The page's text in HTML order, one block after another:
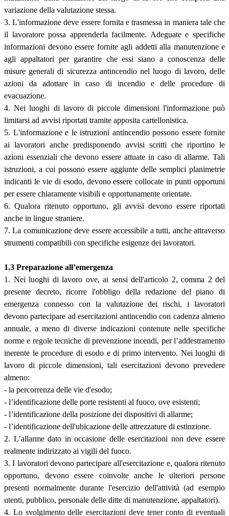
variazione della valutazione stessa.
3. L'informazione deve essere fornita e trasmessa in maniera tale che
il lavoratore possa apprenderla facilmente. Adeguate e specifiche
informazioni devono essere fornite agli addetti alla manutenzione e
agli appaltatori per garantire che essi siano a conoscenza delle
misure generali di sicurezza antincendio nel luogo di lavoro, delle
azioni da adottare in caso di incendio e delle procedure di
evacuazione.
4. Nei luoghi di lavoro di piccole dimensioni l'informazione può
limitarsi ad avvisi riportati tramite apposita cartellonistica.
5. L'informazione e le istruzioni antincendio possono essere fornite
ai lavoratori anche predisponendo avvisi scritti che riportino le
azioni essenziali che devono essere attuate in caso di allarme. Tali
istruzioni, a cui possono essere aggiunte delle semplici planimetrie
indicanti le vie di esodo, devono essere collocate in punti opportuni
per essere chiaramente visibili e opportunamente orientate.
6. Qualora ritenuto opportuno, gli avvisi devono essere riportati
anche in lingue straniere.
7. La comunicazione deve essere accessibile a tutti, anche attraverso
strumenti compatibili con specifiche esigenze dei lavoratori.
1.3 Preparazione all’emergenza
1. Nei luoghi di lavoro ove, ai sensi dell'articolo 2, comma 2 del
presente decreto, ricorre l'obbligo della redazione del piano di
emergenza connesso con la valutazione dei rischi, i lavoratori
devono partecipare ad esercitazioni antincendio con cadenza almeno
annuale, a meno di diverse indicazioni contenute nelle specifiche
norme e regole tecniche di prevenzione incendi, per l’addestramento
inerente le procedure di esodo e di primo intervento. Nei luoghi di
lavoro di piccole dimensioni, tali esercitazioni devono prevedere
almeno:
- la percorrenza delle vie d'esodo;
- l’identificazione delle porte resistenti al fuoco, ove esistenti;
- l’identificazione della posizione dei dispositivi di allarme;
- l’identificazione dell'ubicazione delle attrezzature di estinzione.
2. L’allarme dato in occasione delle esercitazioni non deve essere
realmente indirizzato ai vigili del fuoco.
3. I lavoratori devono partecipare all'esercitazione e, qualora ritenuto
opportuno, devono essere coinvolte anche le ulteriori persone
presenti normalmente durante l'esercizio dell'attività (ad esempio
utenti, pubblico, personale delle ditte di manutenzione, appaltatori).
4. Lo svolgimento delle esercitazioni deve tener conto di eventuali